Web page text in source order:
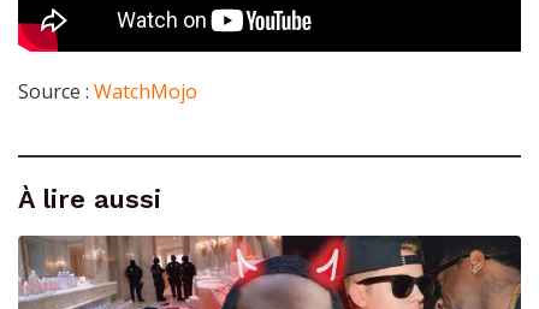
Source : WatchMojo
À lire aussi